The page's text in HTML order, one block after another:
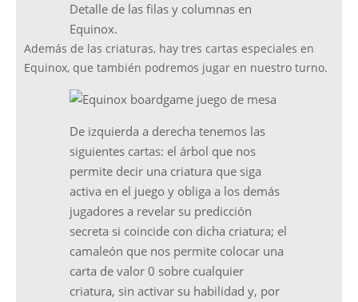
Detalle de las filas y columnas en
Equinox.
Además de las criaturas, hay tres cartas especiales en
Equinox, que también podremos jugar en nuestro turno.
De izquierda a derecha tenemos las
siguientes cartas: el árbol que nos
permite decir una criatura que siga
activa en el juego y obliga a los demás
jugadores a revelar su predicción
secreta si coincide con dicha criatura; el
camaleón que nos permite colocar una
carta de valor 0 sobre cualquier
criatura, sin activar su habilidad y, por